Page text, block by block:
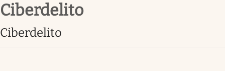
Tiempo
Ciencia y salud
ciberdelito
ciberdelito